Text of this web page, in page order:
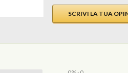
SCRIVI LA TUA